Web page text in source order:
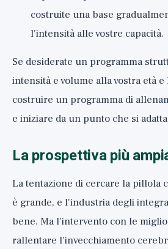
costruite una base
l'intensità alle vostre capacità.
Se desiderate un programma
intensità e volume alla vostra età
costruire un programma di
e iniziare da un punto che si
La prospettiva più
La tentazione di cercare la pillola
è grande, e l'industria degli
bene. Ma l'intervento con le
rallentare l'invecchiamento